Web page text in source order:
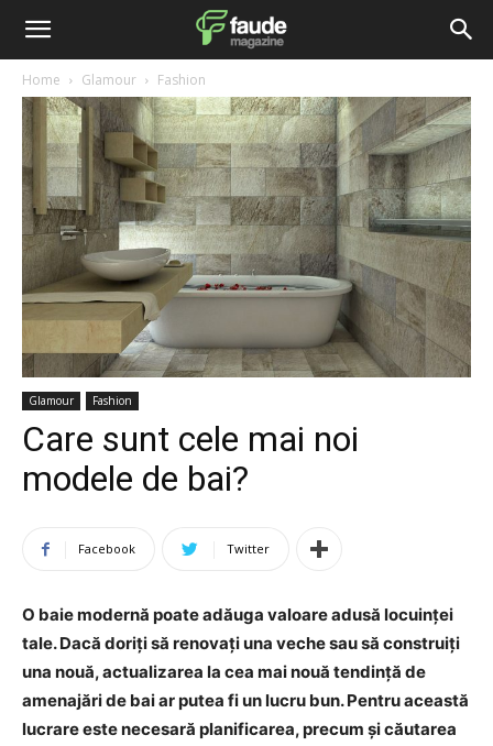
Home Glamour Fashion
Glamour Fashion
Care sunt cele mai noi
modele de bai?
Facebook Twitter
O baie modernă poate adăuga valoare adusă locuinței
tale. Dacă doriți să renovați una veche sau să construiți
una nouă, actualizarea la cea mai nouă tendință de
amenajări de bai ar putea fi un lucru bun. Pentru această
lucrare este necesară planificarea, precum și căutarea